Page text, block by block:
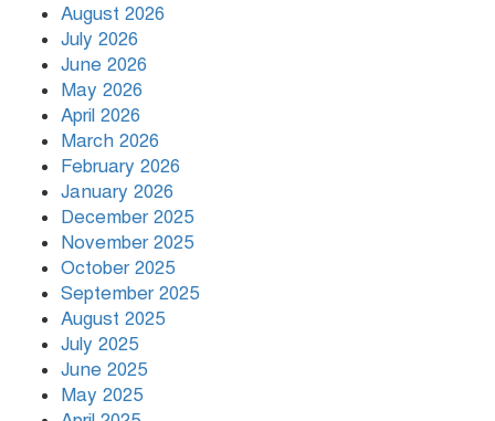
জ্বালানি বেসরকারি খাতে ছেড়ে দিলে
August 2026
July 2026
June 2026
May 2026
April 2026
March 2026
February 2026
January 2026
December 2025
November 2025
October 2025
September 2025
August 2025
July 2025
June 2025
May 2025